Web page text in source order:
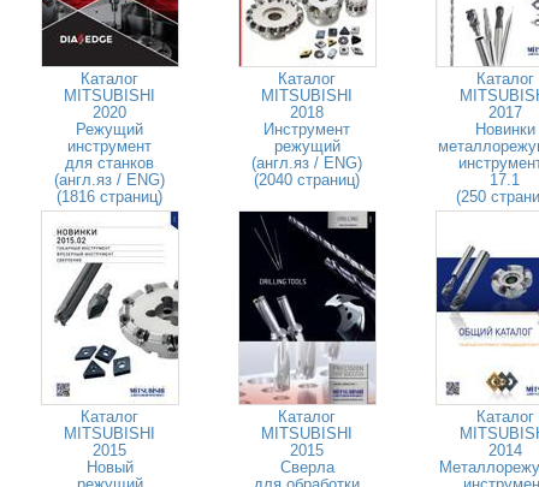
Каталог
MITSUBISHI
2020
Режущий
инструмент
для станков
(англ.яз / ENG)
(1816 страниц)
Каталог
MITSUBISHI
2018
Инструмент
режущий
(англ.яз / ENG)
(2040 страниц)
Каталог
2017
Новинки
17.1
(250
Каталог
MITSUBISHI
2015
Новый
Каталог
MITSUBISHI
2015
Сверла
Каталог
2014